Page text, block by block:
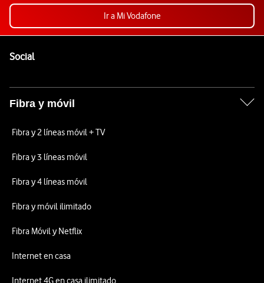
Ir a Mi Vodafone
SocialEnlaces a las redes sociales de Vodafone
Fibra y móvil
Fibra y 2 líneas móvil + TV
Fibra y 3 líneas móvil
Fibra y 4 líneas móvil
Fibra y móvil ilimitado
Fibra Móvil y Netflix
Internet en casa
Internet 4G en casa ilimitado